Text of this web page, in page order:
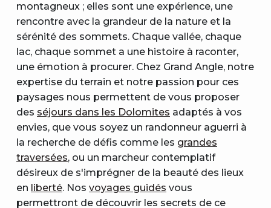
montagneux ; elles sont une expérience, une
rencontre avec la grandeur de la nature et la
sérénité des sommets. Chaque vallée, chaque
lac, chaque sommet a une histoire à raconter,
une émotion à procurer. Chez Grand Angle, notre
expertise du terrain et notre passion pour ces
paysages nous permettent de vous proposer
des séjours dans les Dolomites adaptés à vos
envies, que vous soyez un randonneur aguerri à
la recherche de défis comme les grandes
traversées, ou un marcheur contemplatif
désireux de s'imprégner de la beauté des lieux
en liberté. Nos voyages guidés vous
permettront de découvrir les secrets de ce